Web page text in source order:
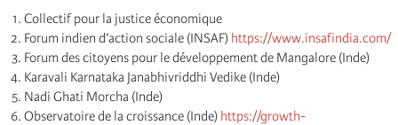
Collectif pour la justice économique
Forum indien d’action sociale (INSAF) https://www.insafindia.com/
Forum des citoyens pour le développement de Mangalore (Inde)
Karavali Karnataka Janabhivriddhi Vedike (Inde)
Nadi Ghati Morcha (Inde)
Observatoire de la croissance (Inde) https://growth-